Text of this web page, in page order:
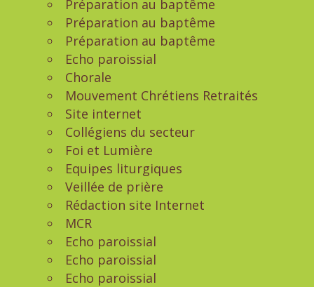
Préparation au baptême
Préparation au baptême
Préparation au baptême
Echo paroissial
Chorale
Mouvement Chrétiens Retraités
Site internet
Collégiens du secteur
Foi et Lumière
Equipes liturgiques
Veillée de prière
Rédaction site Internet
MCR
Echo paroissial
Echo paroissial
Echo paroissial